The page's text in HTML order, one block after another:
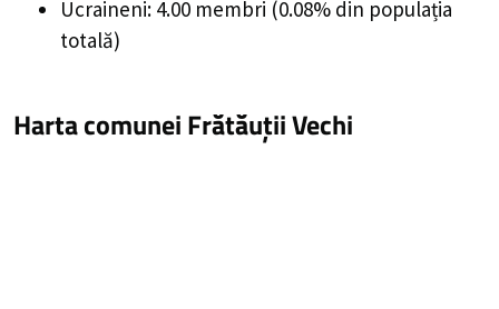
Ucraineni: 4.00 membri (0.08% din populația
totală)
Harta comunei Frătăuții Vechi